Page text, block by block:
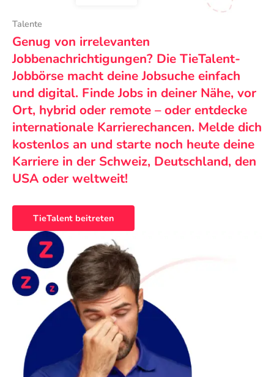
Talente
Genug von irrelevanten
Jobbenachrichtigungen? Die TieTalent-
Jobbörse macht deine Jobsuche einfach
und digital. Finde Jobs in deiner Nähe, vor
Ort, hybrid oder remote – oder entdecke
internationale Karrierechancen. Melde dich
kostenlos an und starte noch heute deine
Karriere in der Schweiz, Deutschland, den
USA oder weltweit!
TieTalent beitreten